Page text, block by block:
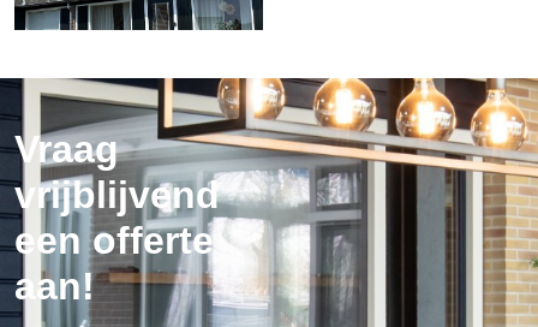
Vraag
vrijblijvend
een offerte
aan!